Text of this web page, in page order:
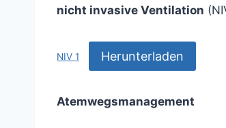
nicht invasive Ventilation
NIV 1 Herunterladen
Atemwegsmanagement